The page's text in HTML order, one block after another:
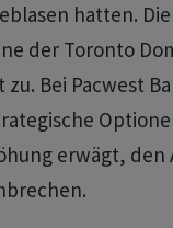
hatten.
der Toronto
zu. Bei Pacwest
erwägt, den